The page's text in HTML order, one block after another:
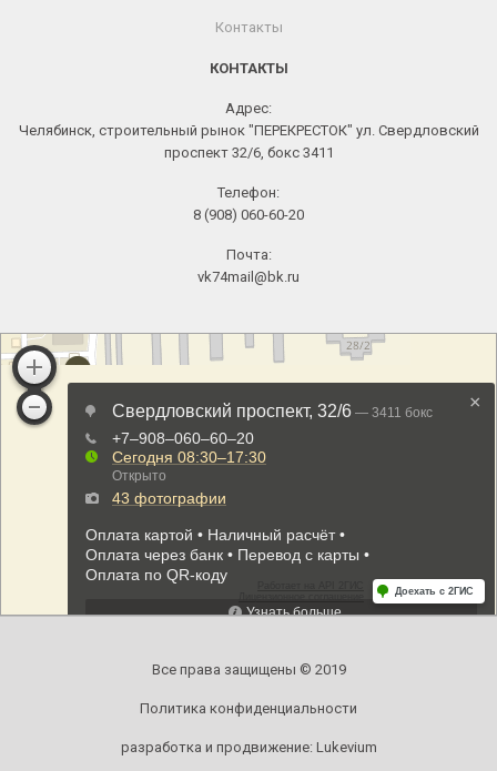
Контакты
КОНТАКТЫ
Адрес:
Челябинск, строительный рынок "ПЕРЕКРЕСТОК" ул. Свердловский
проспект 32/6, бокс 3411
Телефон:
8 (908) 060-60-20
Почта:
vk74mail@bk.ru
Все права защищены © 2019
Политика конфиденциальности
разработка и продвижение: Lukevium